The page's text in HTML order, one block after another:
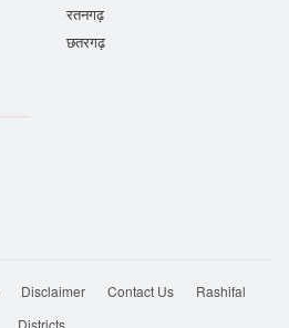
रतनगढ़
छतरगढ़
Disclaimer Contact Us
Rashifal
Districts